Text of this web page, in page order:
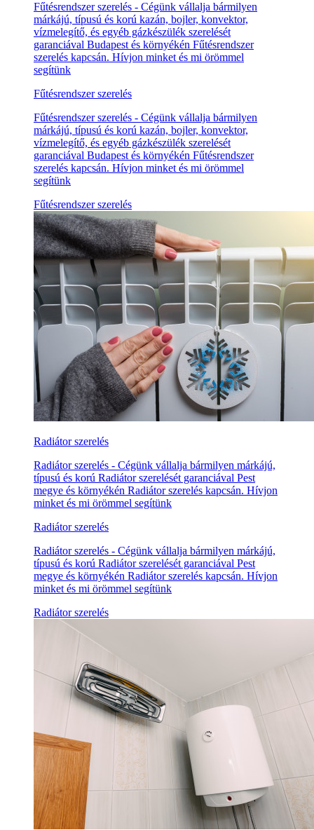
Fűtésrendszer szerelés - Cégünk vállalja bármilyen
márkájú, típusú és korú kazán, bojler, konvektor,
vízmelegítő, és egyéb gázkészülék szerelését
garanciával Budapest és környékén Fűtésrendszer
szerelés kapcsán. Hívjon minket és mi örömmel
segítünk
Fűtésrendszer szerelés
Fűtésrendszer szerelés - Cégünk vállalja bármilyen
márkájú, típusú és korú kazán, bojler, konvektor,
vízmelegítő, és egyéb gázkészülék szerelését
garanciával Budapest és környékén Fűtésrendszer
szerelés kapcsán. Hívjon minket és mi örömmel
segítünk
Fűtésrendszer szerelés
Radiátor szerelés
Radiátor szerelés - Cégünk vállalja bármilyen márkájú,
típusú és korú Radiátor szerelését garanciával Pest
megye és környékén Radiátor szerelés kapcsán. Hívjon
minket és mi örömmel segítünk
Radiátor szerelés
Radiátor szerelés - Cégünk vállalja bármilyen márkájú,
típusú és korú Radiátor szerelését garanciával Pest
megye és környékén Radiátor szerelés kapcsán. Hívjon
minket és mi örömmel segítünk
Radiátor szerelés